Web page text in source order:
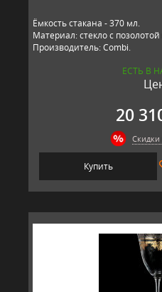
Ёмкость стакана - 370 мл.
Материал: стекло с
Производитель: Combi.
ЕСТЬ В
20
Скидки
Купить